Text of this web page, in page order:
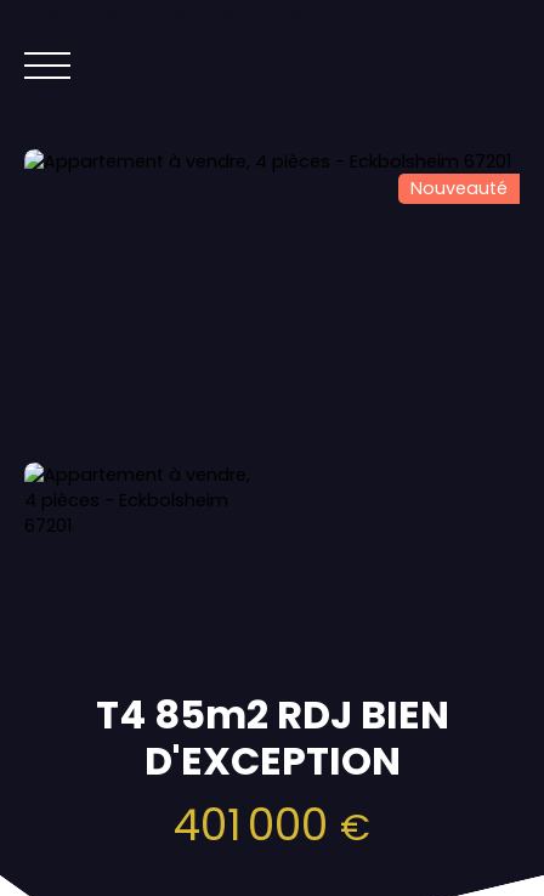
ACCUEIL ACHETER
IMMOBILIER NEUF
Nouveauté
T4 85m2 RDJ BIEN
D'EXCEPTION
401 000 €